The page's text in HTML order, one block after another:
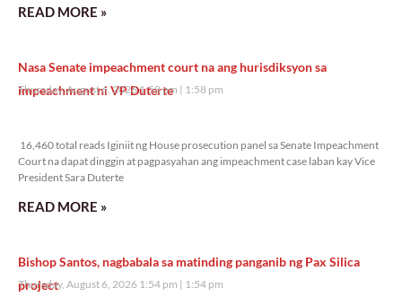
READ MORE »
Nasa Senate impeachment court na ang hurisdiksyon sa
impeachment ni VP Duterte
Thursday, August 6, 2026 1:58 pm 1:58 pm
16,460 total reads Iginiit ng House prosecution panel sa Senate Impeachment
Court na dapat dinggin at pagpasyahan ang impeachment case laban kay Vice
President Sara Duterte
READ MORE »
Bishop Santos, nagbabala sa matinding panganib ng Pax Silica
project
Thursday, August 6, 2026 1:54 pm 1:54 pm